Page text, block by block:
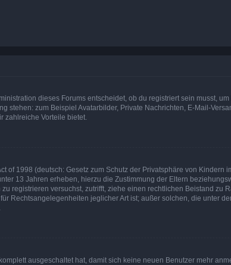
dieses Forums entscheidet, ob du registriert sein musst,
stehen: zum Beispiel Avatarbilder, Private Nachrichten, E-Mail-
zahlreiche Vorteile bietet.
of 1998 (deutsch: Gesetz zum Schutz der Privatsphäre von
13 Jahren erheben, hierzu die Zustimmung der Eltern
registrieren versuchst, zutrifft, ziehe einen rechtlichen Beistand zu
Rechtsangelegenheiten jeglicher Art ist; außer solchen, die unter
ausgeschaltet hat, damit sich keine neuen Benutzer mehr